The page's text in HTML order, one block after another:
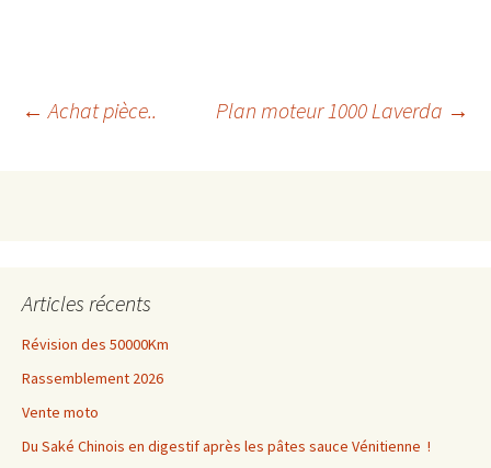
Navigation
← Achat pièce.. Plan moteur 1000 Laverda →
Articles récents
Révision des 50000Km
Rassemblement 2026
Vente moto
Du Saké Chinois en digestif après les pâtes sauce Vénitienne !